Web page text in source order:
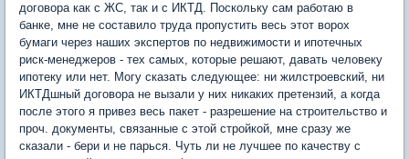
договора как с ЖС, так и с ИКТД. Поскольку сам работаю в
банке, мне не составило труда пропустить весь этот ворох
бумаги через наших экспертов по недвижимости и ипотечных
риск-менеджеров - тех самых, которые решают, давать человеку
ипотеку или нет. Могу сказать следующее: ни жилстроевский, ни
ИКТДшный договора не вызали у них никаких претензий, а когда
после этого я привез весь пакет - разрешение на строительство и
проч. документы, связанные с этой стройкой, мне сразу же
сказали - бери и не парься. Чуть ли не лучшее по качеству с